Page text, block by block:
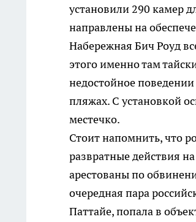
установили 290 камер
направлены на
Набережная Бич Роуд
этого именно там
недостойное
пляжах. С установкой
местечко.
Стоит напомнить, что
развратные действия
арестованы по
очередная пара
Паттайе, попала в